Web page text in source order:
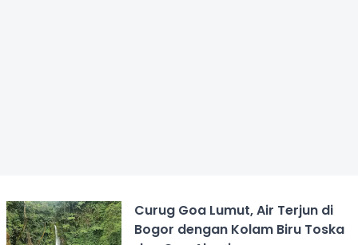
Curug Goa Lumut, Air Terjun di
Bogor dengan Kolam Biru Toska